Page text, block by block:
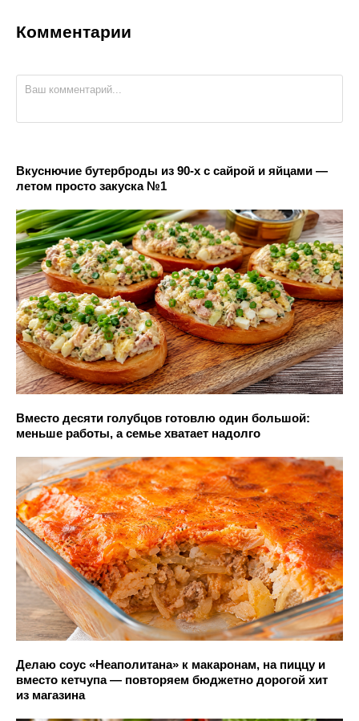
Комментарии
Вкуснючие бутерброды из 90-х с сайрой и яйцами —
летом просто закуска №1
Вместо десяти голубцов готовлю один большой:
меньше работы, а семье хватает надолго
Делаю соус «Неаполитана» к макаронам, на пиццу и
вместо кетчупа — повторяем бюджетно дорогой хит
из магазина